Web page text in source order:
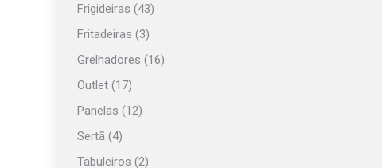
Frigideiras (43)
Fritadeiras (3)
Grelhadores (16)
Outlet (17)
Panelas (12)
Sertã (4)
Tabuleiros (2)